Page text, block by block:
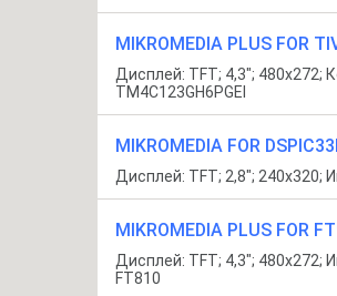
MIKROMEDIA PLUS FOR
Дисплей: TFT; 4,3"; 480x272;
TM4C123GH6PGEI
MIKROMEDIA FOR
Дисплей: TFT; 2,8"; 240x320;
MIKROMEDIA PLUS FOR
Дисплей: TFT; 4,3"; 480x272;
FT810